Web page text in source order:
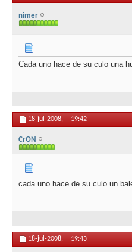
nimer
Cada uno hace de su culo una
18-jul-2008, 19:42
CrON
cada uno hace de su culo un
18-jul-2008, 19:43